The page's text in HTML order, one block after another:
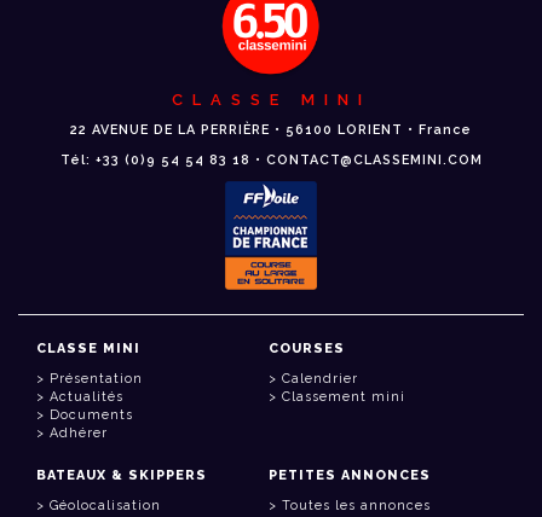
CLASSE MINI
22 AVENUE DE LA PERRIÈRE • 56100 LORIENT • France
Tél: +33 (0)9 54 54 83 18 • CONTACT@CLASSEMINI.COM
CLASSE MINI
Présentation
Actualités
Documents
Adhérer
COURSES
Calendrier
Classement mini
BATEAUX & SKIPPERS
Géolocalisation
PETITES ANNONCES
Toutes les annonces